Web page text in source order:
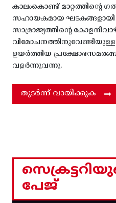
കാലംകൊണ്ട് മാറ്റത്തിന്റെ
സഹായകമായ ഘടകങ്ങളായി
സാമ്രാജ്യത്തിന്റെ
ഉയർത്തിയ
വളർന്നുവന്നു.
തുടർന്ന് വായിക്കുക
പേജ്